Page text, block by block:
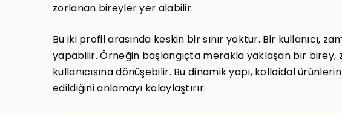
zorlanan bireyler yer alabilir.
Bu iki profil arasında keskin bir sınır yoktur. Bir kullanıcı,
yapabilir. Örneğin başlangıçta merakla yaklaşan bir
kullanıcısına dönüşebilir. Bu dinamik yapı, kolloidal
edildiğini anlamayı kolaylaştırır.